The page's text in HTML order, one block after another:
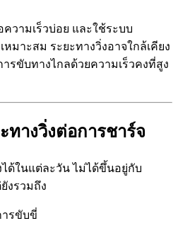
วามเร็วบ่อย และใช้ระบบ
หมาะสม ระยะทางวิ่งอาจใกล้เคียง
รขับทางไกลด้วยความเร็วคงที่สูง
างวิ่งต่อการชาร์จ
ได้ในแต่ละวัน ไม่ได้ขึ้นอยู่กับ
งรวมถึง
ารขับขี่